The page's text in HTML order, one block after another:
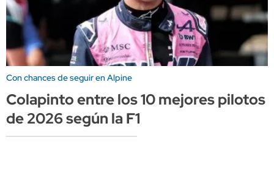
Con chances de seguir en Alpine
Colapinto entre los 10 mejores pilotos
de 2026 según la F1